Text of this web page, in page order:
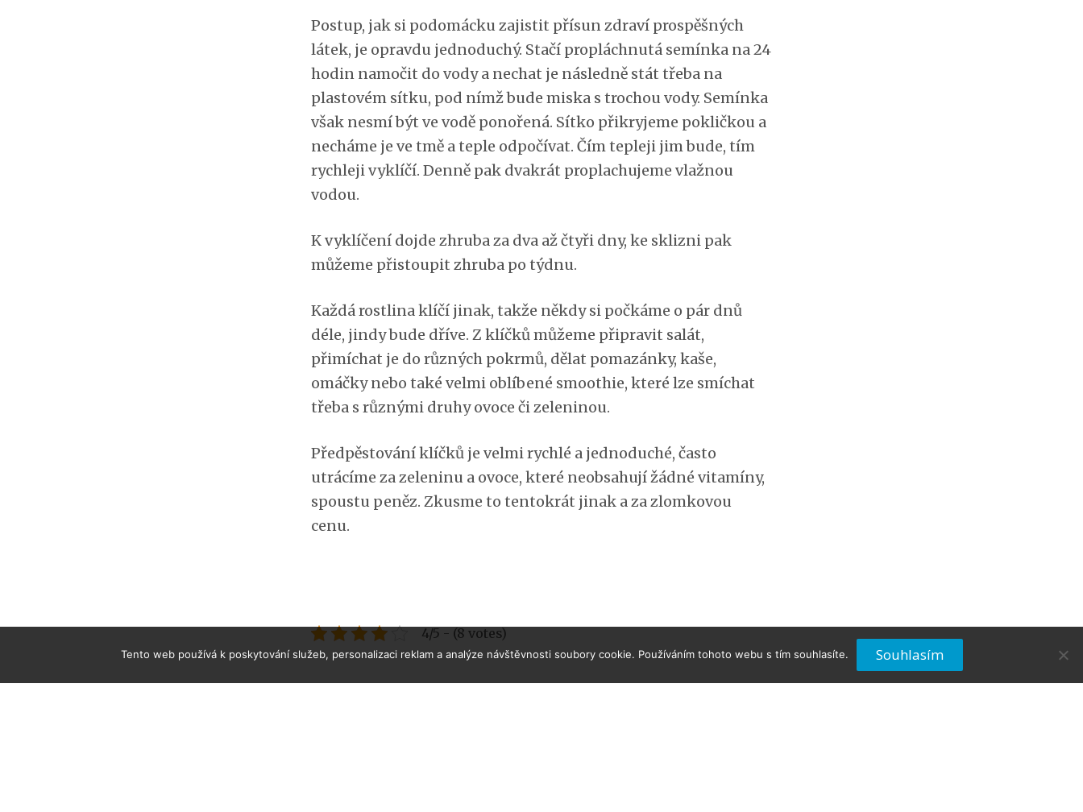
Postup, jak si podomácku zajistit přísun zdraví prospěšných
látek, je opravdu jednoduchý. Stačí propláchnutá semínka na 24
hodin namočit do vody a nechat je následně stát třeba na
plastovém sítku, pod nímž bude miska s trochou vody. Semínka
však nesmí být ve vodě ponořená. Sítko přikryjeme pokličkou a
necháme je ve tmě a teple odpočívat. Čím tepleji jim bude, tím
rychleji vyklíčí. Denně pak dvakrát proplachujeme vlažnou
vodou.
K vyklíčení dojde zhruba za dva až čtyři dny, ke sklizni pak
můžeme přistoupit zhruba po týdnu.
Každá rostlina klíčí jinak, takže někdy si počkáme o pár dnů
déle, jindy bude dříve. Z klíčků můžeme připravit salát,
přimíchat je do různých pokrmů, dělat pomazánky, kaše,
omáčky nebo také velmi oblíbené smoothie, které lze smíchat
třeba s různými druhy ovoce či zeleninou.
Předpěstování klíčků je velmi rychlé a jednoduché, často
utrácíme za zeleninu a ovoce, které neobsahují žádné vitamíny,
spoustu peněz. Zkusme to tentokrát jinak a za zlomkovou
cenu.
4/5 - (8 votes)
Tento web používá k poskytování služeb, personalizaci reklam a analýze návštěvnosti soubory cookie. Používáním tohoto webu s tím souhlasíte. Souhlasím